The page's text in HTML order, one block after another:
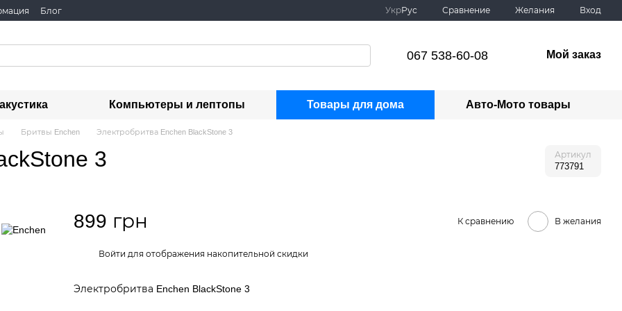
Блог УкрРус Сравнение Желания Вход
067 538-60-08 Мой заказ
Компьютеры и лептопы Товары для дома Авто-Мото товары
Бритвы Enchen Электробритва Enchen BlackStone 3
3 Артикул
773791
899 грн К сравнению В желания
Войти для отображения накопительной скидки
Электробритва Enchen BlackStone 3